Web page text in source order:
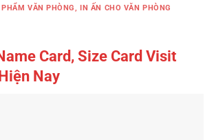
PHẨM VĂN PHÒNG, IN ẤN CHO VĂN PHÒNG
Card, Size Card Visit
Nay